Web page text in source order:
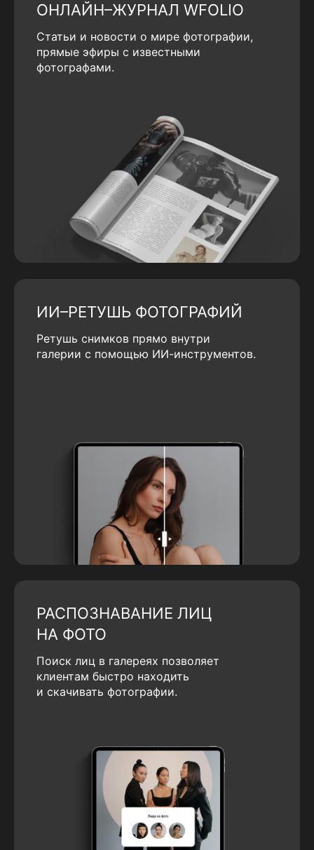
ОНЛАЙН–ЖУРНАЛ WFOLIO
Статьи и новости о мире фотографии,
прямые эфиры с известными
фотографами.
ИИ–РЕТУШЬ ФОТОГРАФИЙ
Ретушь снимков прямо внутри
галерии с помощью ИИ-инструментов.
РАСПОЗНАВАНИЕ ЛИЦ
НА ФОТО
Поиск лиц в галереях позволяет
клиентам быстро находить
и скачивать фотографии.